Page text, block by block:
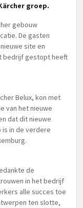
groep.
gebouw
De gasten
site en
bedrijf gestopt heeft
Belux, kon met
van het nieuwe
dat dit nieuwe
in de verdere
de
in het bedrijf
alle succes toe
ten slotte,